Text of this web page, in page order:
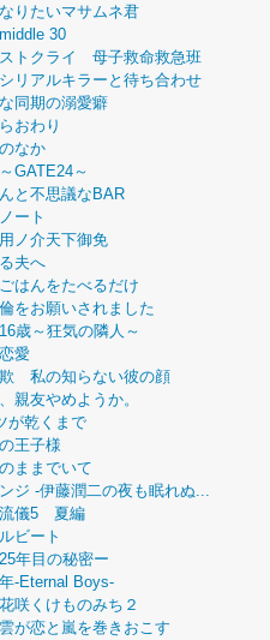
りたいマサムネ君
30
トクライ 母子救命救急班
リアルキラーと待ち合わせ
同期の溺愛癖
おわり
なか
GATE24～
と不思議なBAR
ート
ノ介天下御免
夫へ
はんをたべるだけ
をお願いされました
歳～狂気の隣人～
愛
私の知らない彼の顔
親友やめようか。
が乾くまで
王子様
ままでいて
ジ -伊藤潤二の夜も眠れぬ...
儀5 夏編
ビート
年目の秘密ー
-Eternal Boys-
咲くけものみち２
が恋と嵐を巻きおこす